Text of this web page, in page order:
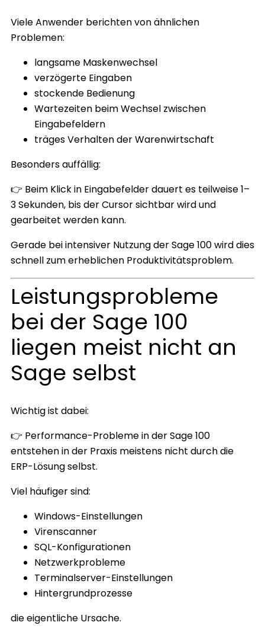
Viele Anwender berichten von ähnlichen
Problemen:
langsame Maskenwechsel
verzögerte Eingaben
stockende Bedienung
Wartezeiten beim Wechsel zwischen
Eingabefeldern
träges Verhalten der Warenwirtschaft
Besonders auffällig:
👉 Beim Klick in Eingabefelder dauert es teilweise 1–
3 Sekunden, bis der Cursor sichtbar wird und
gearbeitet werden kann.
Gerade bei intensiver Nutzung der Sage 100 wird dies
schnell zum erheblichen Produktivitätsproblem.
Leistungsprobleme
bei der Sage 100
liegen meist nicht an
Sage selbst
Wichtig ist dabei:
👉 Performance-Probleme in der Sage 100
entstehen in der Praxis meistens nicht durch die
ERP-Lösung selbst.
Viel häufiger sind:
Windows-Einstellungen
Virenscanner
SQL-Konfigurationen
Netzwerkprobleme
Terminalserver-Einstellungen
Hintergrundprozesse
die eigentliche Ursache.